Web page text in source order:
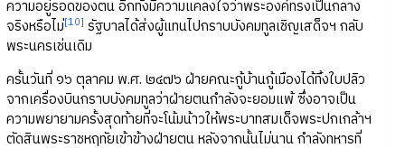
ความอยู่รอดของตน อีกทั้งมีความแคลงใจว่าพระองค์ทรงเป็นกลาง
จริงหรือไม่[10] รัฐบาลได้ส่งผู้แทนไปกราบบังคมทูลเชิญเสด็จฯ กลับ
พระนครเช่นเดิม
ครั้นวันที่ ๑๖ ตุลาคม พ.ศ. ๒๔๗๖ ฝ่ายคณะกู้บ้านกู้เมืองได้ทิ้งใบปลิว
จากเครื่องบินกราบบังคมทูลว่าฝ่ายตนกำลังจะยอมแพ้ ซึ่งอาจเป็น
ความพยายามครั้งสุดท้ายที่จะโน้มน้าวให้พระบาทสมเด็จพระปกเกล้าฯ
ตัดสินพระราชหฤทัยเข้าข้างฝ่ายตน หลังจากนั้นไม่นาน กำลังทหารที่